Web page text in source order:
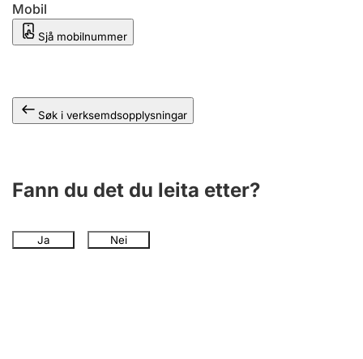
Mobil
Sjå mobilnummer
Søk i verksemdsopplysningar
Fann du det du leita etter?
Ja Nei